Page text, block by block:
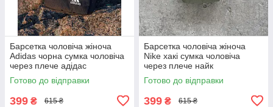
Барсетка чоловіча жіноча
Adidas чорна сумка чоловіча
через плече адідас
мессенджер тканинний
Готово до відправки
399 ₴ 615 ₴
Барсетка чоловіча жіноча
Nike хакі сумка чоловіча
через плече найк
мессенджер тканинний
Готово до відправки
399 ₴ 615 ₴